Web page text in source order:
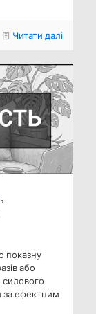
Читати далі
показну
або
силового
за ефектним